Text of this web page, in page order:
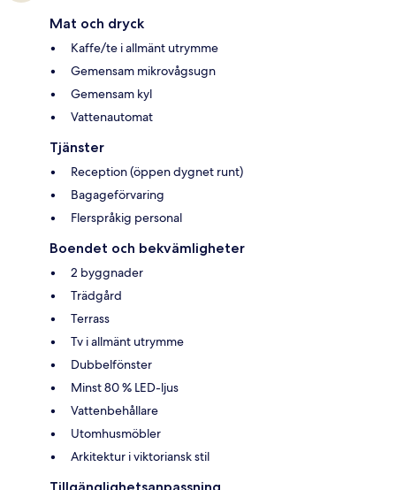
Mat och dryck
Kaffe/te i allmänt utrymme
Gemensam mikrovågsugn
Gemensam kyl
Vattenautomat
Tjänster
Reception (öppen dygnet runt)
Bagageförvaring
Flerspråkig personal
Boendet och bekvämligheter
2 byggnader
Trädgård
Terrass
Tv i allmänt utrymme
Dubbelfönster
Minst 80 % LED-ljus
Vattenbehållare
Utomhusmöbler
Arkitektur i viktoriansk stil